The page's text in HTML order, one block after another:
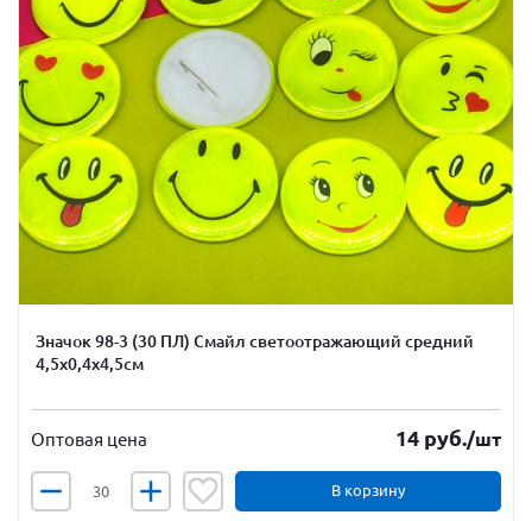
Значок 98-3 (30 ПЛ) Смайл светоотражающий средний
4,5х0,4х4,5см
Оптовая цена 14 руб./шт
В корзину